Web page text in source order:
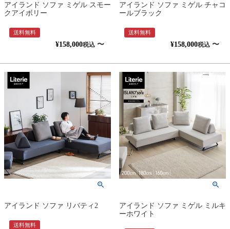
アイランド ソファ ミゲル スモー
クアイボリー
送料無料
¥158,000税込 〜
アイランド ソファ ミゲル チャコ
ールブラック
送料無料
¥158,000税込 〜
アイランド ソファ リバティ2
送料無料
アイランド ソファ ミゲル ミルキ
ーホワイト